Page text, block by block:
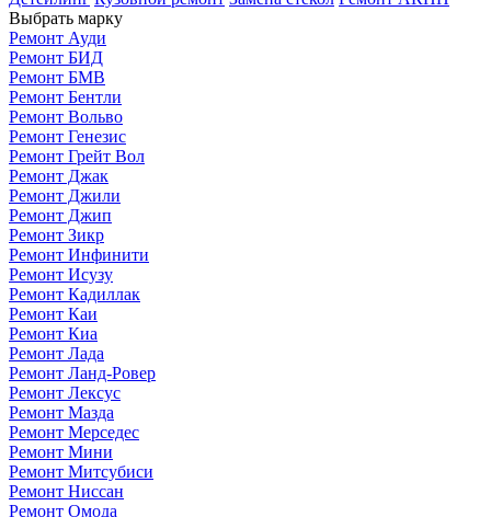
Выбрать марку
Ремонт Ауди
Ремонт БИД
Ремонт БМВ
Ремонт Бентли
Ремонт Вольво
Ремонт Генезис
Ремонт Грейт Вол
Ремонт Джак
Ремонт Джили
Ремонт Джип
Ремонт Зикр
Ремонт Инфинити
Ремонт Исузу
Ремонт Кадиллак
Ремонт Каи
Ремонт Киа
Ремонт Лада
Ремонт Ланд-Ровер
Ремонт Лексус
Ремонт Мазда
Ремонт Мерседес
Ремонт Мини
Ремонт Митсубиси
Ремонт Ниссан
Ремонт Омода